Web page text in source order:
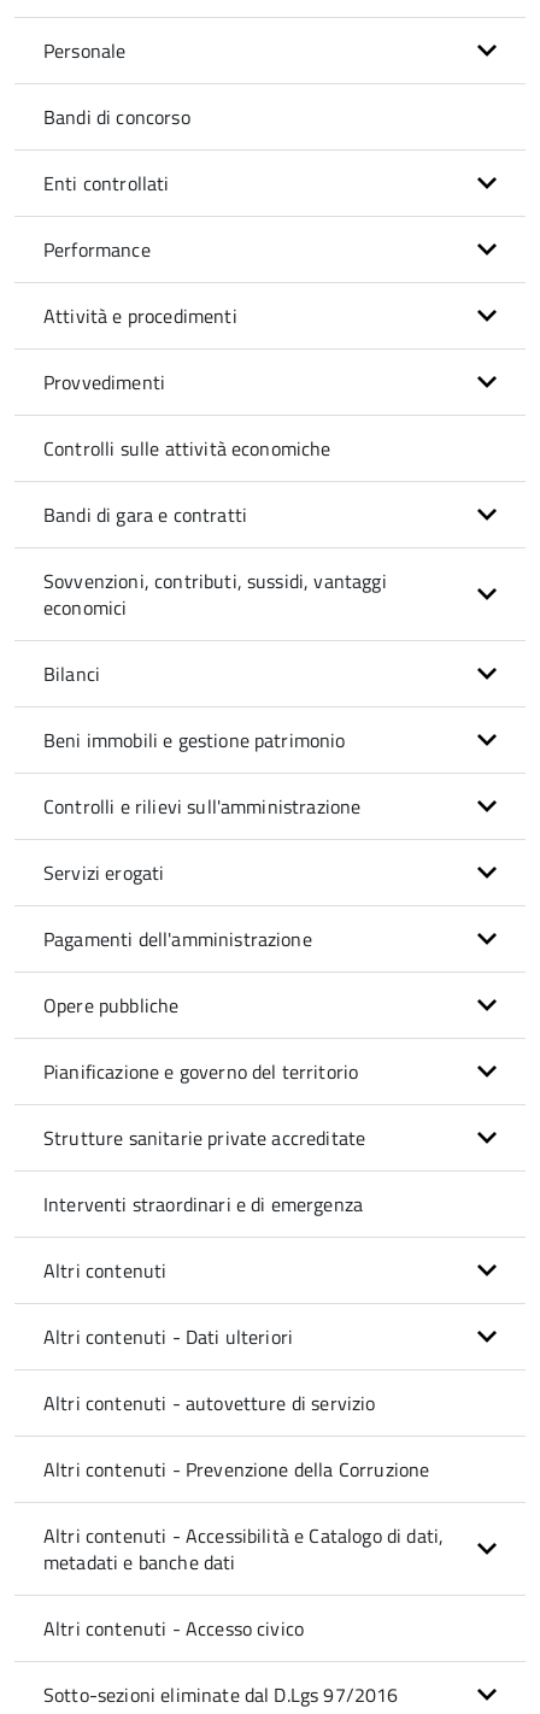
Personale
Bandi di concorso
Enti controllati
Performance
Attività e procedimenti
Provvedimenti
Controlli sulle attività economiche
Bandi di gara e contratti
Sovvenzioni, contributi, sussidi, vantaggi
economici
Bilanci
Beni immobili e gestione patrimonio
Controlli e rilievi sull'amministrazione
Servizi erogati
Pagamenti dell'amministrazione
Opere pubbliche
Pianificazione e governo del territorio
Strutture sanitarie private accreditate
Interventi straordinari e di emergenza
Altri contenuti
Altri contenuti - Dati ulteriori
Altri contenuti - autovetture di servizio
Altri contenuti - Prevenzione della Corruzione
Altri contenuti - Accessibilità e Catalogo di dati,
metadati e banche dati
Altri contenuti - Accesso civico
Sotto-sezioni eliminate dal D.Lgs 97/2016